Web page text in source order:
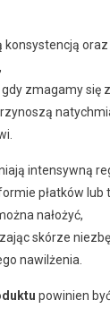
konsystencją
zmagamy się
intensywną
płatków lub
nałożyć,
skórze
nawilżenia.
powinien